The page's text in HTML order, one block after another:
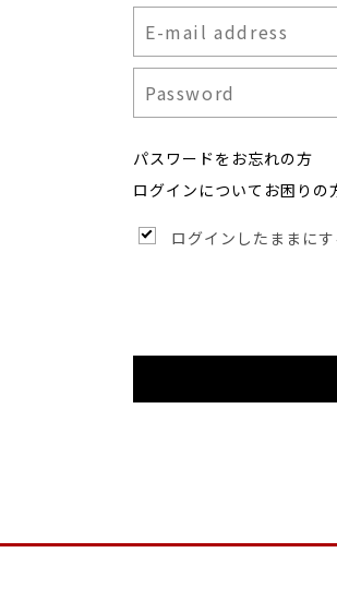
パスワードをお忘れの方
ログインについてお困りの
ログインしたままにす